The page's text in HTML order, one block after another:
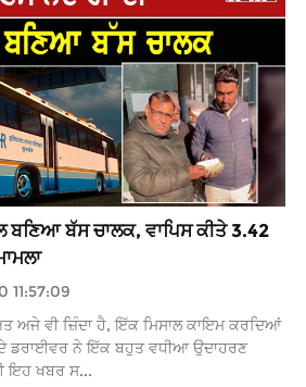
ਬਣਿਆ ਬੱਸ ਚਾਲਕ, ਵਾਪਿਸ ਕੀਤੇ 3.42
11:57:09
ਅਜੇ ਵੀ ਜ਼ਿੰਦਾ ਹੈ, ਇੱਕ ਮਿਸਾਲ ਕਾਇਮ ਕਰਦਿਆਂ
ਡਰਾਈਵਰ ਨੇ ਇੱਕ ਬਹੁਤ ਵਧੀਆ ਉਦਾਹਰਣ
ਇਹ ਖਬਰ ਸ...